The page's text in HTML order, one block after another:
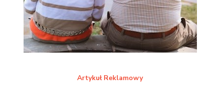
Artykuł Reklamowy